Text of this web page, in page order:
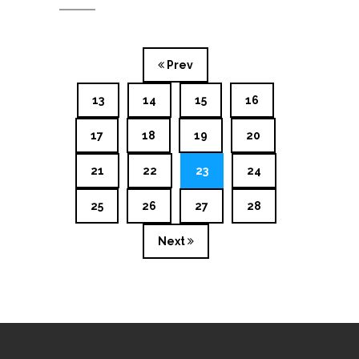
Prev
13 14 15 16
17 18 19 20
21 22 23 24
25 26 27 28
Next